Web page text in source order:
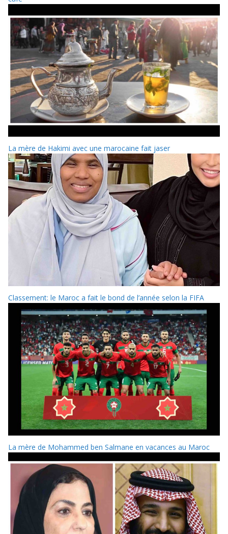
La mère de Hakimi avec une marocaine fait jaser
Classement: le Maroc a fait le bond de l’année selon la FIFA
La mère de Mohammed ben Salmane en vacances au Maroc